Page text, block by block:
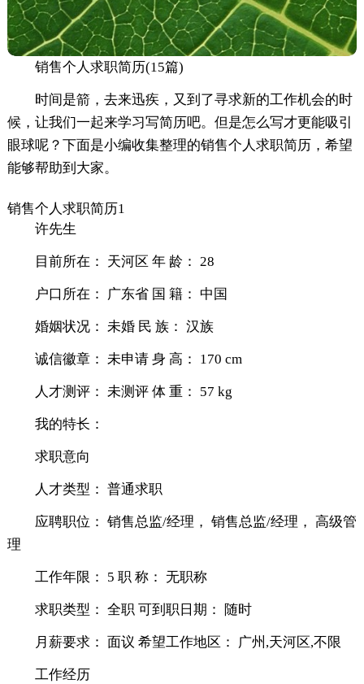
销售个人求职简历(15篇)
时间是箭，去来迅疾，又到了寻求新的工作机会的时
候，让我们一起来学习写简历吧。但是怎么写才更能吸引
眼球呢？下面是小编收集整理的销售个人求职简历，希望
能够帮助到大家。
销售个人求职简历1
许先生
目前所在： 天河区 年 龄： 28
户口所在： 广东省 国 籍： 中国
婚姻状况： 未婚 民 族： 汉族
诚信徽章： 未申请 身 高： 170 cm
人才测评： 未测评 体 重： 57 kg
我的特长：
求职意向
人才类型： 普通求职
应聘职位： 销售总监/经理， 销售总监/经理， 高级管
理
工作年限： 5 职 称： 无职称
求职类型： 全职 可到职日期： 随时
月薪要求： 面议 希望工作地区： 广州,天河区,不限
工作经历